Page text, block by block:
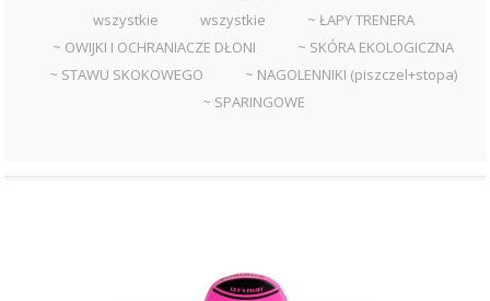
wszystkie wszystkie
~ ŁAPY TRENERA
~ OWIJKI I OCHRANIACZE DŁONI
~ SKÓRA EKOLOGICZNA
~ STAWU SKOKOWEGO
~ NAGOLENNIKI (piszczel+stopa)
~ SPARINGOWE